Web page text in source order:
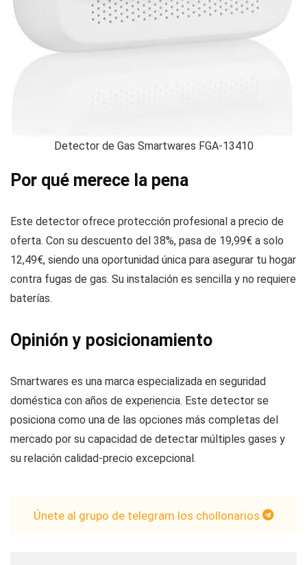
Detector de Gas Smartwares FGA-13410
Por qué merece la pena
Este detector ofrece protección profesional a precio de
oferta. Con su descuento del 38%, pasa de 19,99€ a solo
12,49€, siendo una oportunidad única para asegurar tu hogar
contra fugas de gas. Su instalación es sencilla y no requiere
baterías.
Opinión y posicionamiento
Smartwares es una marca especializada en seguridad
doméstica con años de experiencia. Este detector se
posiciona como una de las opciones más completas del
mercado por su capacidad de detectar múltiples gases y
su relación calidad-precio excepcional.
Únete al grupo de telegram los chollonarios